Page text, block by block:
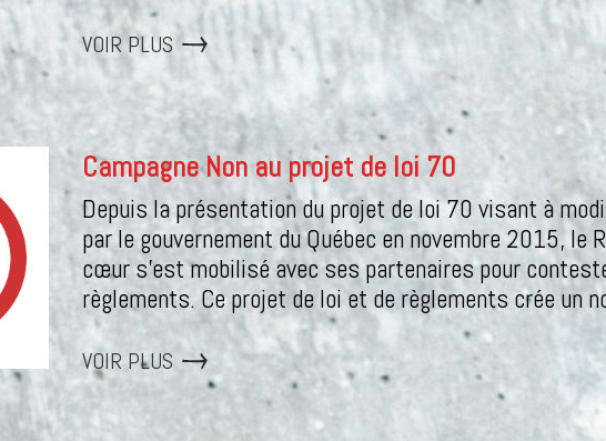
VOIR PLUS
Campagne Non au projet de loi 70
Depuis la présentation du projet de loi 70 visant à
par le gouvernement du Québec en novembre 2015, le
cœur s'est mobilisé avec ses partenaires pour
règlements. Ce projet de loi et de règlements crée un
VOIR PLUS